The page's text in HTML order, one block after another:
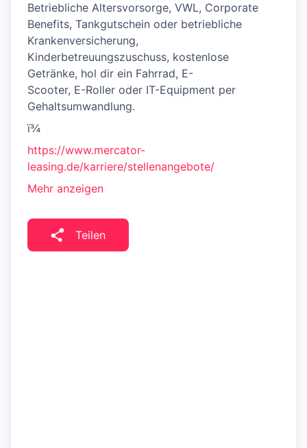
Betriebliche Altersvorsorge, VWL, Corporate
Benefits, Tankgutschein oder betriebliche
Krankenversicherung,
Kinderbetreuungszuschuss, kostenlose
Getränke, hol dir ein Fahrrad, E-
Scooter, E-Roller oder IT-Equipment per
Gehaltsumwandlung.
ï¾
https://www.mercator-
leasing.de/karriere/stellenangebote/
Mehr anzeigen
Teilen